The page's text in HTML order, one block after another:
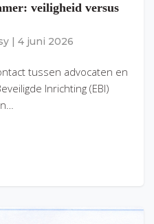
veiligheid versus
4 juni 2026
tussen advocaten en
Inrichting (EBI)